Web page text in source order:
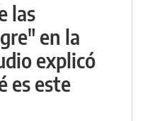
las
en la
explicó
es este